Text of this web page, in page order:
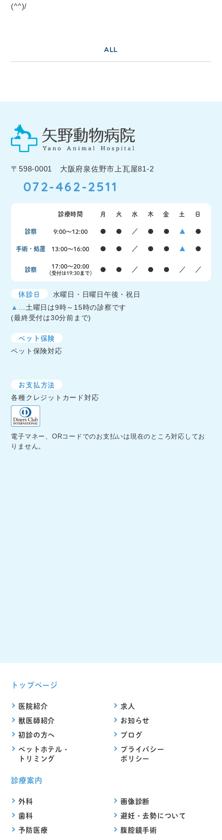
(^^)/
ALL
〒598-0001 大阪府泉佐野市上瓦屋81-2
072-462-2511
診療時間 月 火 水 木 金 土 日
診察 9:00〜12:00 ● ● ／ ● ● ▲ ●
手術・処置 13:00〜16:00 ● ● ／ ● ● ▲ ●
診察 17:00〜20:00
（受付は19:30まで） ● ● ／ ● ● ／ ／
休診日
水曜日・日曜日午後・祝日
▲ …土曜日は9時～15時の診察です
(最終受付は30分前まで)
ペット保険
ペット保険対応
お支払方法
各種クレジットカード対応
電子マネー、ORコードでのお支払いは現在のところ対応してお
りません。
トップページ
医院紹介
獣医師紹介
初診の方へ
ペットホテル・
トリミング
求人
お知らせ
ブログ
プライバシー
ポリシー
診療案内
外科
歯科
予防医療
画像診断
避妊・去勢について
腹腔鏡手術